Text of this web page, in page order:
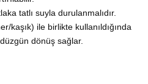
tatlı suyla durulanmalıdır.
kaşık) ile birlikte kullanıldığında
dönüş sağlar.